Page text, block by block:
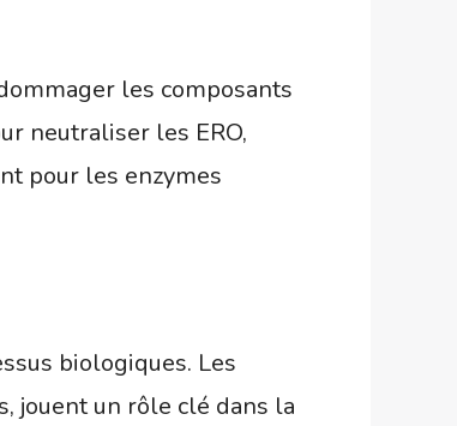
les composants
neutraliser les ERO,
pour les enzymes
biologiques. Les
jouent un rôle clé dans la